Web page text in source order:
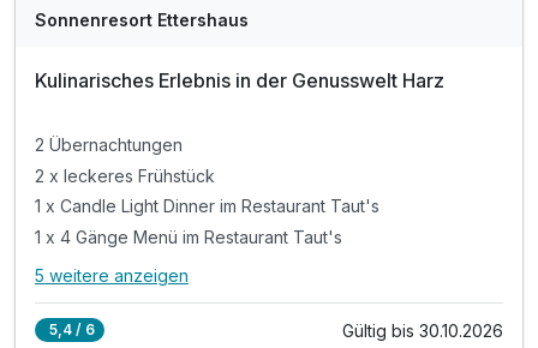
Sonnenresort Ettershaus
Kulinarisches Erlebnis in der Genusswelt Harz
2 Übernachtungen
2 x leckeres Frühstück
1 x Candle Light Dinner im Restaurant Taut's
1 x 4 Gänge Menü im Restaurant Taut's
Alle Inklusivleistungen
5 weitere anzeigen
5,4 / 6 Gültig bis 30.10.2026